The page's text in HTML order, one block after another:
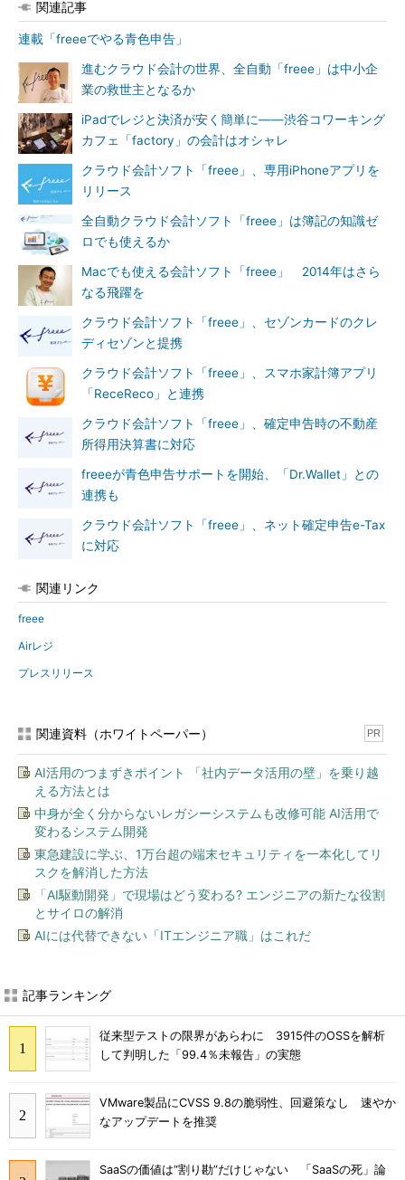
関連記事
連載「freeeでやる青色申告」
進むクラウド会計の世界、全自動「freee」は中小企
業の救世主となるか
iPadでレジと決済が安く簡単に――渋谷コワーキング
カフェ「factory」の会計はオシャレ
クラウド会計ソフト「freee」、専用iPhoneアプリを
リリース
全自動クラウド会計ソフト「freee」は簿記の知識ゼ
ロでも使えるか
Macでも使える会計ソフト「freee」 2014年はさら
なる飛躍を
クラウド会計ソフト「freee」、セゾンカードのクレ
ディセゾンと提携
クラウド会計ソフト「freee」、スマホ家計簿アプリ
「ReceReco」と連携
クラウド会計ソフト「freee」、確定申告時の不動産
所得用決算書に対応
freeeが青色申告サポートを開始、「Dr.Wallet」との
連携も
クラウド会計ソフト「freee」、ネット確定申告e-Tax
に対応
関連リンク
freee
Airレジ
プレスリリース
関連資料（ホワイトペーパー） PR
AI活用のつまずきポイント 「社内データ活用の壁」を乗り越
える方法とは
中身が全く分からないレガシーシステムも改修可能 AI活用で
変わるシステム開発
東急建設に学ぶ、1万台超の端末セキュリティを一本化してリ
スクを解消した方法
「AI駆動開発」で現場はどう変わる? エンジニアの新たな役割
とサイロの解消
AIには代替できない「ITエンジニア職」はこれだ
記事ランキング
従来型テストの限界があらわに 3915件のOSSを解析
して判明した「99.4％未報告」の実態
VMware製品にCVSS 9.8の脆弱性、回避策なし 速やか
なアップデートを推奨
SaaSの価値は“割り勘”だけじゃない 「SaaSの死」論